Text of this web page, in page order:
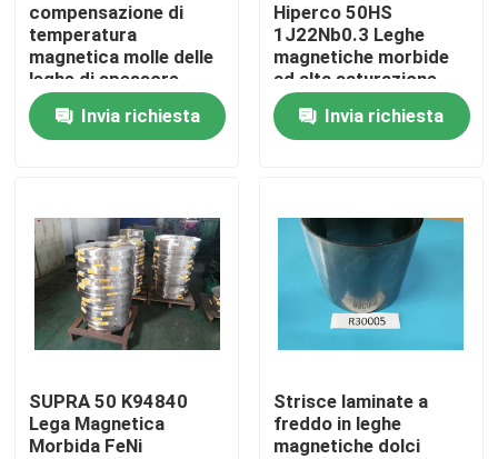
Casa.
Prodotti
Su di noi
Visita alla fabbrica
Contattaci
compensazione di
temperatura
magnetica molle delle
leghe di spessore
1J38 di 2.0mm
Invia richiesta
Hiperco 50HS
1J22Nb0.3 Leghe
magnetiche morbide
ad alta saturazione
magnetica
Invia richiesta
SUPRA 50 K94840
Lega Magnetica
Morbida FeNi
Strisce laminate a
freddo in leghe
magnetiche dolci